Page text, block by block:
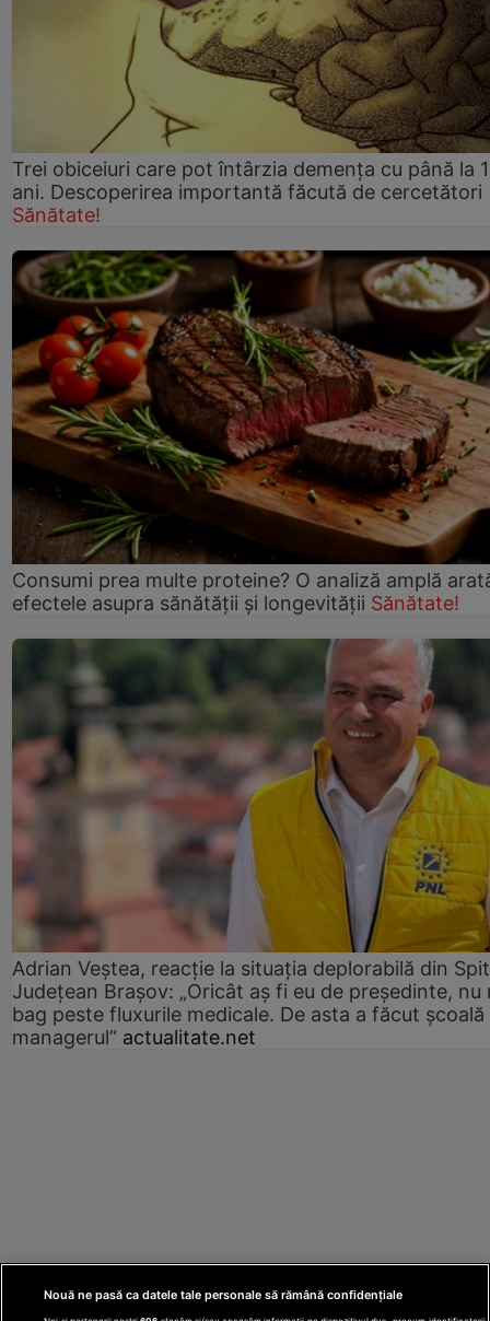
Trei obiceiuri care pot întârzia demența cu până la
ani. Descoperirea importantă făcută de cercetători
Sănătate!
Consumi prea multe proteine? O analiză amplă
efectele asupra sănătății și longevității Sănătate!
Adrian Veștea, reacție la situația deplorabilă din
Județean Brașov: „Oricât aș fi eu de președinte, nu
bag peste fluxurile medicale. De asta a făcut școală
managerul” actualitate.net
Nouă ne pasă ca datele tale personale să rămână confidențiale